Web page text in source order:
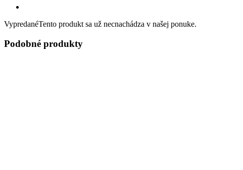
VypredanéTento produkt sa už necnachádza v našej ponuke.
Podobné produkty